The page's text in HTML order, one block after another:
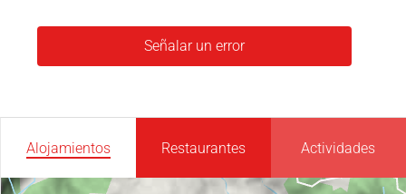
Señalar un error
Alojamientos Restaurantes Actividades